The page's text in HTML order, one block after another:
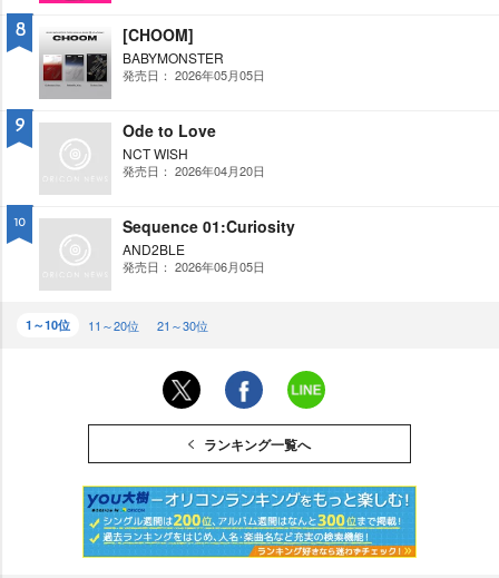
8 [CHOOM]
BABYMONSTER
発売日： 2026年05月05日
9 Ode to Love
NCT WISH
発売日： 2026年04月20日
10 Sequence 01:Curiosity
AND2BLE
発売日： 2026年06月05日
1～10位 11～20位 21～30位
ランキング一覧へ